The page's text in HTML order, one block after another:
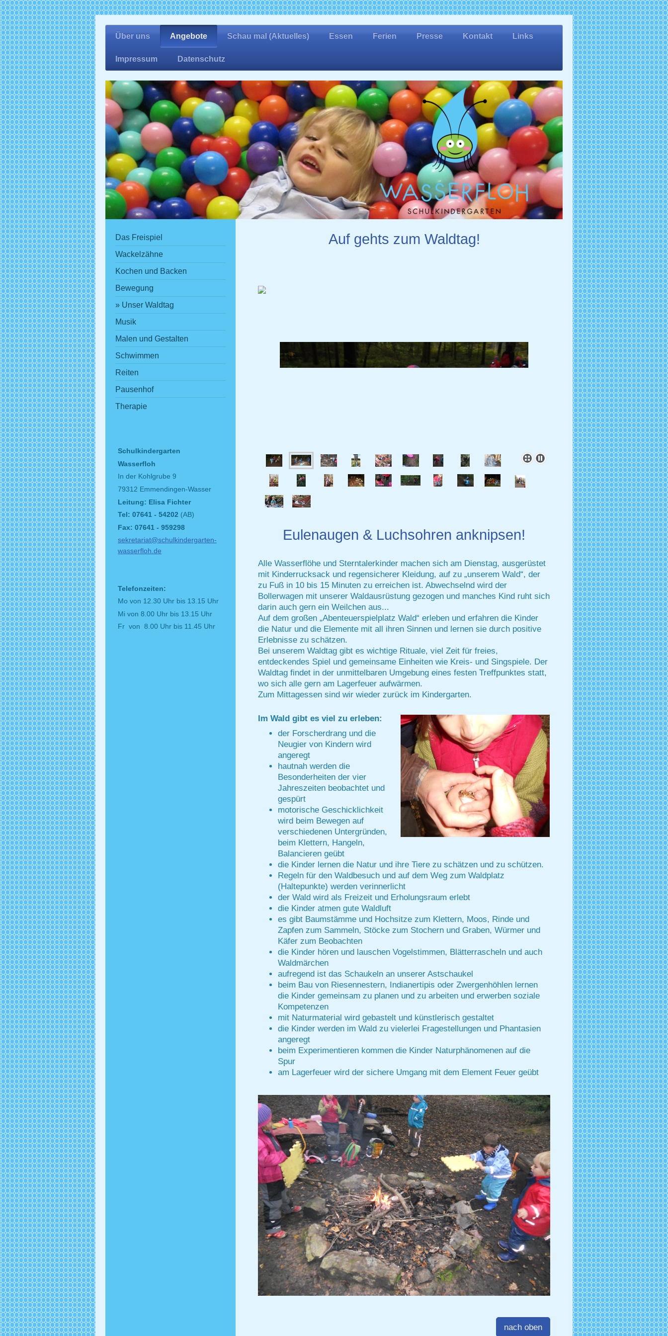
Über uns Angebote Schau mal (Aktuelles) Essen Ferien Presse Kontakt Links
Impressum Datenschutz
Auf gehts zum Waldtag!
Eulenaugen & Luchsohren anknipsen!
Alle Wasserflöhe und Sterntalerkinder machen sich am Dienstag, ausgerüstet
mit Kinderrucksack und regensicherer Kleidung, auf zu „unserem Wald“, der
zu Fuß in 10 bis 15 Minuten zu erreichen ist. Abwechselnd wird der
Bollerwagen mit unserer Waldausrüstung gezogen und manches Kind ruht sich
darin auch gern ein Weilchen aus...
Auf dem großen „Abenteuerspielplatz Wald“ erleben und erfahren die Kinder
die Natur und die Elemente mit all ihren Sinnen und lernen sie durch positive
Erlebnisse zu schätzen.
Bei unserem Waldtag gibt es wichtige Rituale, viel Zeit für freies,
entdeckendes Spiel und gemeinsame Einheiten wie Kreis- und Singspiele. Der
Waldtag findet in der unmittelbaren Umgebung eines festen Treffpunktes statt,
wo sich alle gern am Lagerfeuer aufwärmen.
Zum Mittagessen sind wir wieder zurück im Kindergarten.
Im Wald gibt es viel zu erleben:
der Forscherdrang und die
Neugier von Kindern wird
angeregt
hautnah werden die
Besonderheiten der vier
Jahreszeiten beobachtet und
gespürt
motorische Geschicklichkeit
wird beim Bewegen auf
verschiedenen Untergründen,
beim Klettern, Hangeln,
Balancieren geübt
die Kinder lernen die Natur und ihre Tiere zu schätzen und zu schützen.
Regeln für den Waldbesuch und auf dem Weg zum Waldplatz
(Haltepunkte) werden verinnerlicht
der Wald wird als Freizeit und Erholungsraum erlebt
die Kinder atmen gute Waldluft
es gibt Baumstämme und Hochsitze zum Klettern, Moos, Rinde und
Zapfen zum Sammeln, Stöcke zum Stochern und Graben, Würmer und
Käfer zum Beobachten
die Kinder hören und lauschen Vogelstimmen, Blätterrascheln und auch
Waldmärchen
aufregend ist das Schaukeln an unserer Astschaukel
beim Bau von Riesennestern, Indianertipis oder Zwergenhöhlen lernen
die Kinder gemeinsam zu planen und zu arbeiten und erwerben soziale
Kompetenzen
mit Naturmaterial wird gebastelt und künstlerisch gestaltet
die Kinder werden im Wald zu vielerlei Fragestellungen und Phantasien
angeregt
beim Experimentieren kommen die Kinder Naturphänomenen auf die
Spur
am Lagerfeuer wird der sichere Umgang mit dem Element Feuer geübt
nach oben
Das Freispiel
Wackelzähne
Kochen und Backen
Bewegung
Unser Waldtag
Musik
Malen und Gestalten
Schwimmen
Reiten
Pausenhof
Therapie
Schulkindergarten
Wasserfloh
In der Kohlgrube 9
79312 Emmendingen-Wasser
Leitung: Elisa Fichter
Tel: 07641 - 54202 (AB)
Fax: 07641 - 959298
sekretariat@schulkindergarten-
wasserfloh.de
Telefonzeiten:
Mo von 12.30 Uhr bis 13.15 Uhr
Mi von 8.00 Uhr bis 13.15 Uhr
Fr von 8.00 Uhr bis 11.45 Uhr